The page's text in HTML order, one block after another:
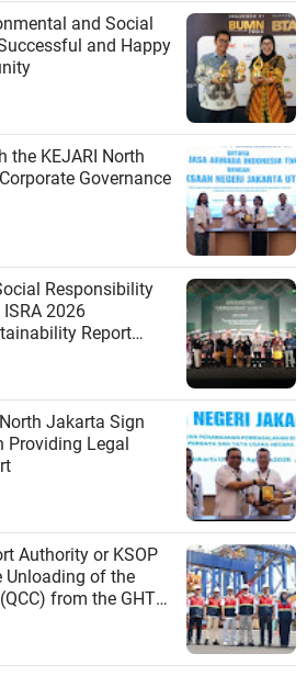
and Social
and Happy
the KEJARI North
Corporate Governance
2026
Report
Jakarta Sign
Providing Legal
Authority or KSOP
Unloading of the
from the GHT
J